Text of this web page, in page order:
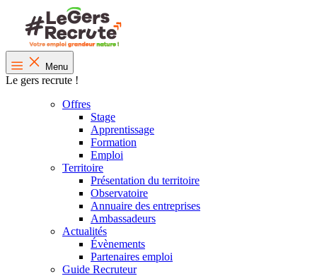
Menu
Le gers recrute !
Offres
Stage
Apprentissage
Formation
Emploi
Territoire
Présentation du territoire
Observatoire
Annuaire des entreprises
Ambassadeurs
Actualités
Évènements
Partenaires emploi
Guide Recruteur